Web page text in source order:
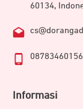
60134,
Informasi